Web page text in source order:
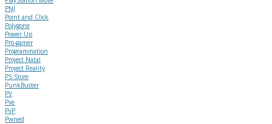
PNJ
Point and Click
Polygone
Power Up
Pro-gamer
Programmation
Project Natal
Project Reality
PS Store
PunkBuster
PV
Pve
PvP
Pwned